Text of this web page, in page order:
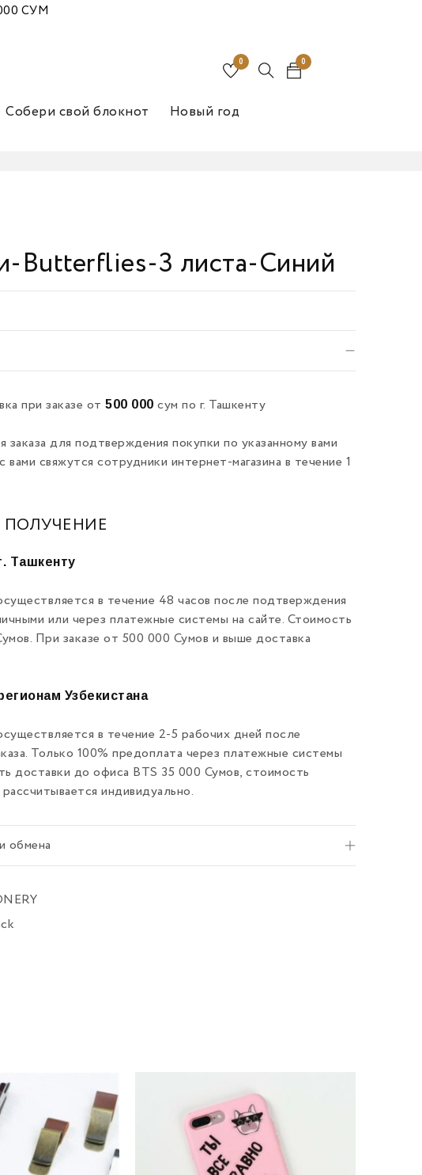
000 СУМ
0
0
Собери свой блокнот
Новый год
Butterflies-3 листа-Синий
при заказе от500 000 сум по г. Ташкенту
заказа для подтверждения покупки по указанному вами
свяжутся сотрудники интернет-магазина в течение 1
Ташкенту
в течение 48 часов после подтверждения
или через платежные системы на сайте. Стоимость
При заказе от 500 000 Сумов и выше доставка
Узбекистана
в течение 2-5 рабочих дней после
Только 100% предоплата через платежные системы
доставки до офиса BTS 35 000 Сумов, стоимость
индивидуально.
обмена